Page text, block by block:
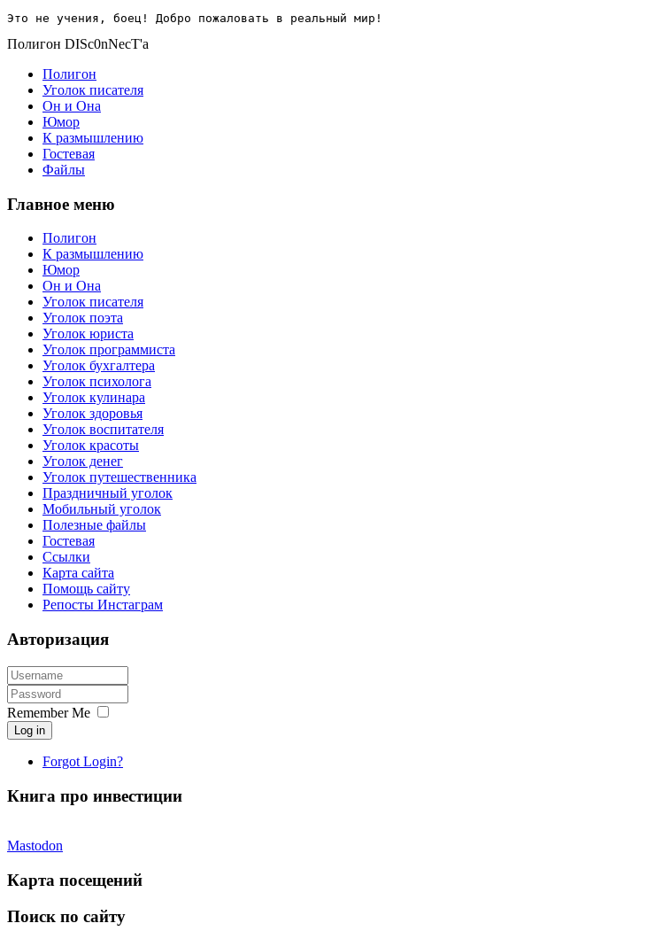
Это не учения, боец! Добро пожаловать в реальный мир!
Полигон DISc0nNecT'a
Полигон
Уголок писателя
Он и Она
Юмор
К размышлению
Гостевая
Файлы
Главное меню
Полигон
К размышлению
Юмор
Он и Она
Уголок писателя
Уголок поэта
Уголок юриста
Уголок программиста
Уголок бухгалтера
Уголок психолога
Уголок кулинара
Уголок здоровья
Уголок воспитателя
Уголок красоты
Уголок денег
Уголок путешественника
Праздничный уголок
Мобильный уголок
Полезные файлы
Гостевая
Ссылки
Карта сайта
Помощь сайту
Репосты Инстаграм
Авторизация
Remember Me
Log in
Forgot Login?
Книга про инвестиции
Mastodon
Карта посещений
Поиск по сайту